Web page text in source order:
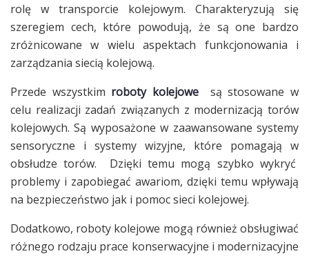
rolę w transporcie kolejowym. Charakteryzują się
szeregiem cech, które powodują, że są one bardzo
zróżnicowane w wielu aspektach funkcjonowania i
zarządzania siecią kolejową.
Przede wszystkim roboty kolejowe
są stosowane w
celu realizacji zadań związanych z modernizacją torów
kolejowych. Są wyposażone w zaawansowane systemy
sensoryczne i systemy wizyjne, które pomagają w
obsłudze torów. Dzięki temu mogą szybko wykryć
problemy i zapobiegać awariom, dzięki temu wpływają
na bezpieczeństwo jak i pomoc sieci kolejowej.
Dodatkowo, roboty kolejowe mogą również obsługiwać
różnego rodzaju prace konserwacyjne i modernizacyjne